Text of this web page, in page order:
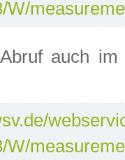
W/
auch
W/